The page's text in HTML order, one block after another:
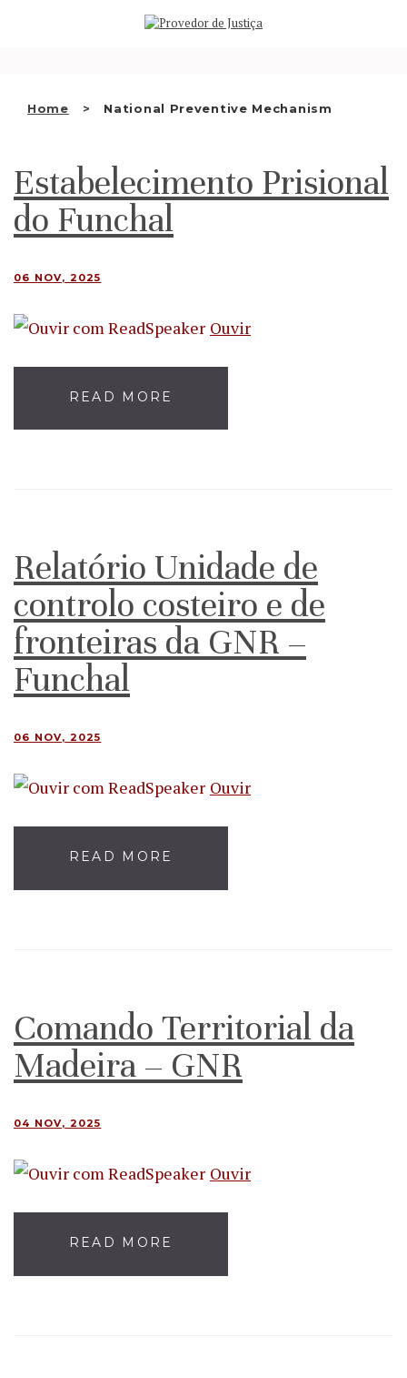
Home National Preventive Mechanism
WHO WE ARE
INSTITUTION
EN
Estabelecimento Prisional
do Funchal
06 NOV, 2025
Ouvir
READ MORE
Relatório Unidade de
controlo costeiro e de
fronteiras da GNR –
Funchal
06 NOV, 2025
Ouvir
READ MORE
Comando Territorial da
Madeira – GNR
04 NOV, 2025
Ouvir
READ MORE